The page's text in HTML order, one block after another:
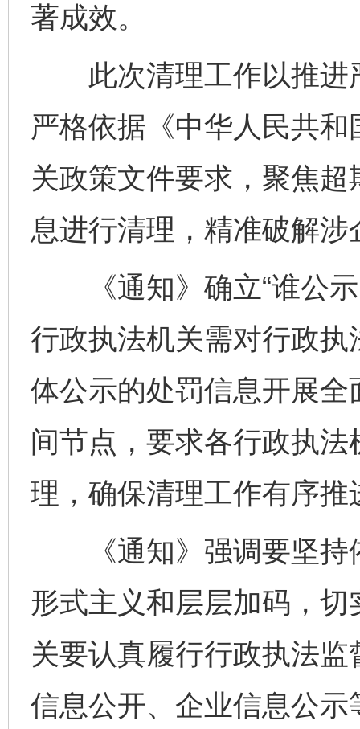
著成效。
此次清理工作以推进
严格依据《中华人民共
关政策文件要求，聚焦
息进行清理，精准破解
《通知》确立“谁公示
行政执法机关需对行政
体公示的处罚信息开展
间节点，要求各行政执
理，确保清理工作有序推
《通知》强调要坚持
形式主义和层层加码，
关要认真履行行政执法
信息公开、企业信息公